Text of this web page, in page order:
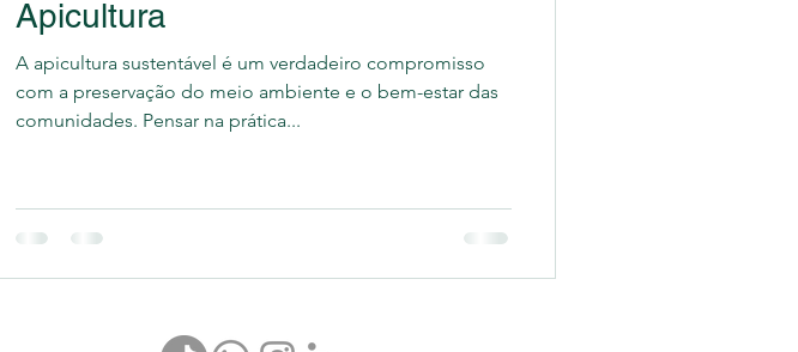
Apicultura
A apicultura sustentável é um verdadeiro compromisso
com a preservação do meio ambiente e o bem-estar das
comunidades. Pensar na prática...